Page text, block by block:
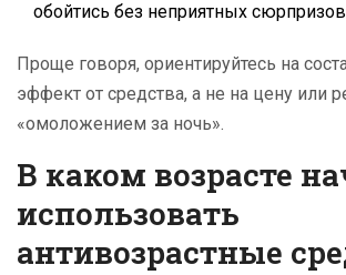
обойтись без неприятных
Проще говоря, ориентируйтесь на
эффект от средства, а не на цену или
«омоложением за ночь».
В каком возрасте
использовать
антивозрастные